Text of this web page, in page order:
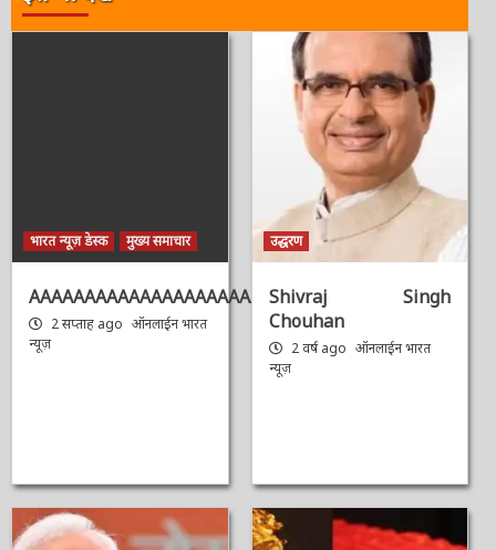
भारत न्यूज़ डेस्क मुख्य समाचार
AAAAAAAAAAAAAAAAAAAAAAAAAAAAAAAAA
2 सप्ताह ago ऑनलाईन भारत
न्यूज़
उद्धरण
Shivraj Singh
Chouhan
2 वर्ष ago ऑनलाईन भारत
न्यूज़